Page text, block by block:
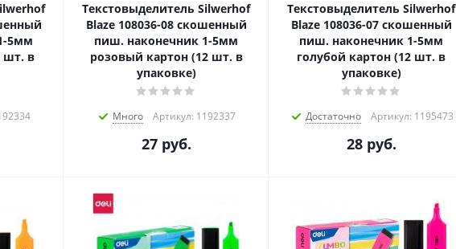
5мм
шт. в
Текстовыделитель Silwerhof
Blaze 108036-08 скошенный
пиш. наконечник 1-5мм
розовый картон (12 шт. в
упаковке)
Много Артикул: 1192337
27руб.
Текстовыделитель Silwerhof
Blaze 108036-07 скошенный
пиш. наконечник 1-5мм
голубой картон (12 шт. в
упаковке)
Достаточно Артикул: 1195473
28руб.